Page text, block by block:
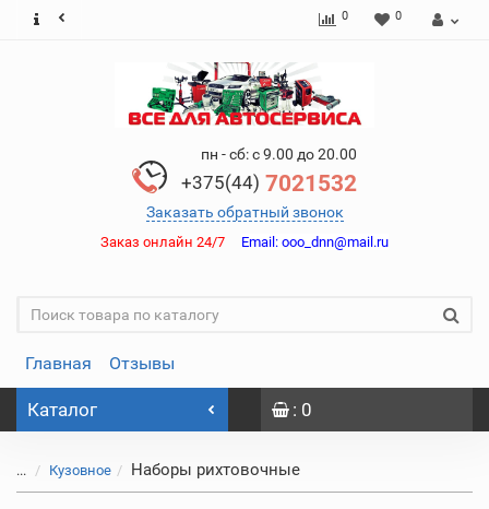
0 0
пн - сб: с 9.00 до 20.00
+375(44) 7021532
Заказать обратный звонок
Заказ онлайн 24/7 Email: ooo_dnn@mail.ru
Главная Отзывы
Каталог : 0
... Кузовное Наборы рихтовочные